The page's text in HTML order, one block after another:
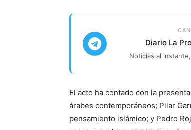
Diario La
Noticias al
El acto ha contado con la
árabes contemporáneos; Pilar
pensamiento islámico; y Pedro